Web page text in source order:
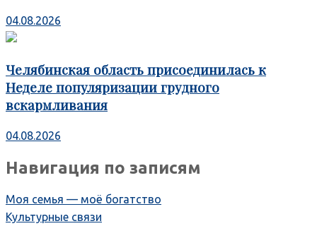
04.08.2026
Челябинская область присоединилась к
Неделе популяризации грудного
вскармливания
04.08.2026
Навигация по записям
Моя семья — моё богатство
Культурные связи